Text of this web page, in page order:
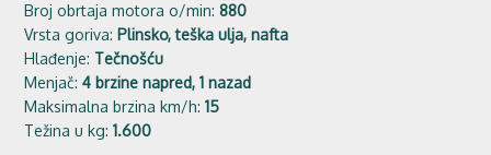
Broj obrtaja motora o/min:880
Vrsta goriva: Plinsko, teška ulja, nafta
Hlađenje: Tečnošću
Menjač:4 brzine napred, 1 nazad
Maksimalna brzina km/h:15
Težina u kg:1.600